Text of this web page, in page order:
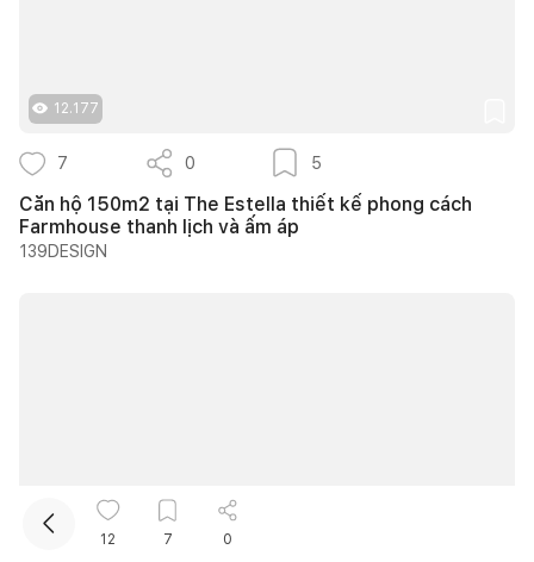
12.177
7 0 5
Căn hộ 150m2 tại The Estella thiết kế phong cách
Farmhouse thanh lịch và ấm áp
139DESIGN
11.991
12 7 0